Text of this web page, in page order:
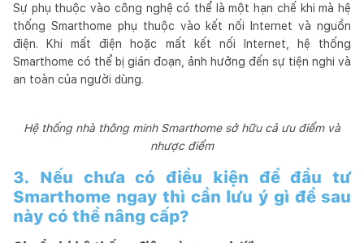
Sự phụ thuộc vào công nghệ có thể là một hạn chế khi mà hệ
thống Smarthome phụ thuộc vào kết nối Internet và nguồn
điện. Khi mất điện hoặc mất kết nối Internet, hệ thống
Smarthome có thể bị gián đoạn, ảnh hưởng đến sự tiện nghi và
an toàn của người dùng.
Hệ thống nhà thông minh Smarthome sở hữu cả ưu điểm và
nhược điểm
3. Nếu chưa có điều kiện để đầu tư
Smarthome ngay thì cần lưu ý gì để sau
này có thể nâng cấp?